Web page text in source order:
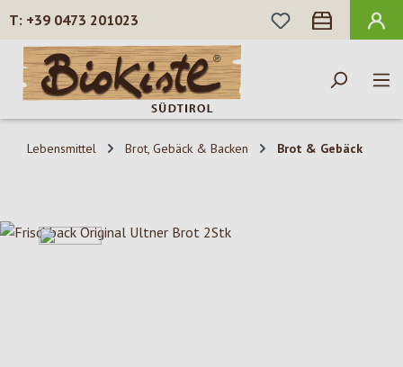
Zum Hauptinhalt springen
+39 0473 201023
DU HAST 0
Lebensmittel Brot, Gebäck & Backen Brot & Gebäck
Bildergalerie überspringen